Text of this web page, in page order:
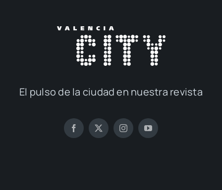
El pul­so de la ciu­dad en nues­tra revis­ta